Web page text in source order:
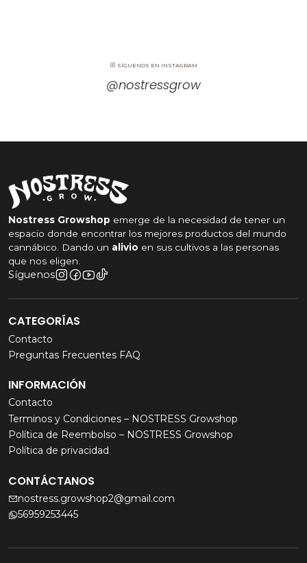
SÍGUENOS EN INSTAGRAM
@nostressgrow
Nostress Growshop emerge de la necesidad de tener un
espacio donde encontrar los mejores productos del mundo
cannábico. Dando un alivio en sus cultivos a las personas
que nos eligen.
Síguenos
CATEGORÍAS
Contacto
Preguntas Frecuentes FAQ
INFORMACIÓN
Contacto
Terminos y Condiciones – NOSTRESS Growshop
Política de Reembolso – NOSTRESS Growshop
Política de privacidad
CONTÁCTANOS
nostress.growshop2@gmail.com
56959253445